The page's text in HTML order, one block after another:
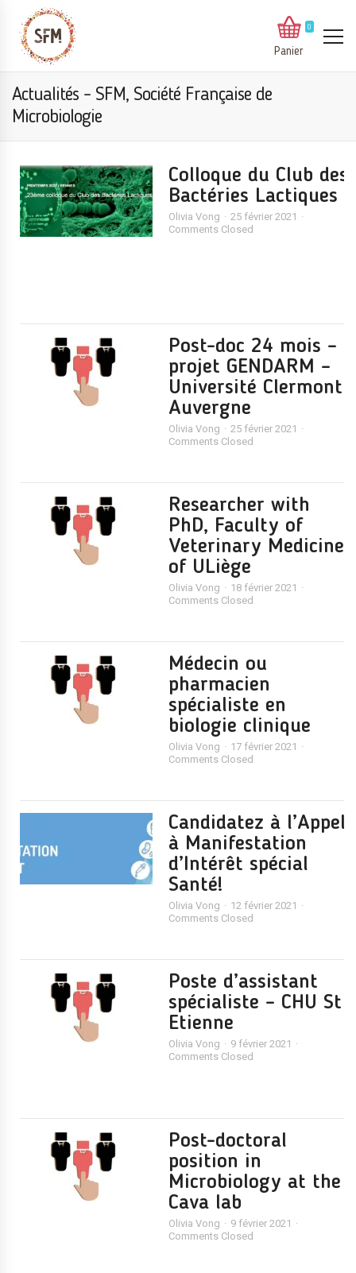
0
Panier
Actualités - SFM, Société Française de
Microbiologie
Colloque du Club des
Bactéries Lactiques
Olivia Vong
25 février 2021
Comments Closed
Post-doc 24 mois –
projet GENDARM –
Université Clermont
Auvergne
Olivia Vong
25 février 2021
Comments Closed
Researcher with
PhD, Faculty of
Veterinary Medicine
of ULiège
Olivia Vong
18 février 2021
Comments Closed
Médecin ou
pharmacien
spécialiste en
biologie clinique
Olivia Vong
17 février 2021
Comments Closed
Candidatez à l’Appel
à Manifestation
d’Intérêt spécial
Santé!
Olivia Vong
12 février 2021
Comments Closed
Poste d’assistant
spécialiste – CHU St
Etienne
Olivia Vong
9 février 2021
Comments Closed
Post-doctoral
position in
Microbiology at the
Cava lab
Olivia Vong
9 février 2021
Comments Closed